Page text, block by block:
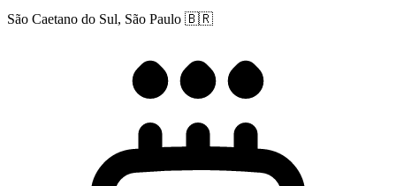
São Caetano do Sul, São Paulo 🇧🇷